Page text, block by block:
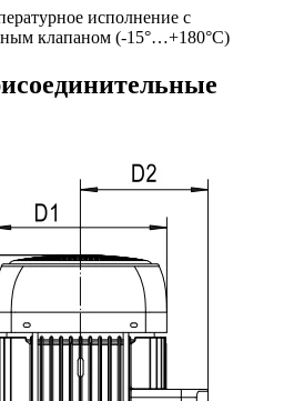
исполнение с
клапаном (-15°…+180°С)